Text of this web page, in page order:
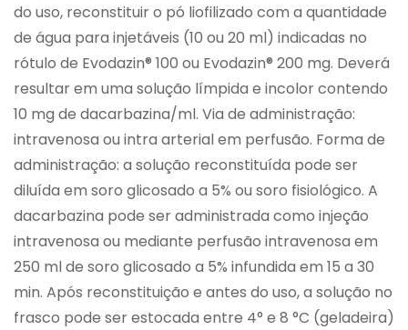
do uso, reconstituir o pó liofilizado com a quantidade
de água para injetáveis (10 ou 20 ml) indicadas no
rótulo de Evodazin® 100 ou Evodazin® 200 mg. Deverá
resultar em uma solução límpida e incolor contendo
10 mg de dacarbazina/ml. Via de administração:
intravenosa ou intra arterial em perfusão. Forma de
administração: a solução reconstituída pode ser
diluída em soro glicosado a 5% ou soro fisiológico. A
dacarbazina pode ser administrada como injeção
intravenosa ou mediante perfusão intravenosa em
250 ml de soro glicosado a 5% infundida em 15 a 30
min. Após reconstituição e antes do uso, a solução no
frasco pode ser estocada entre 4° e 8 °C (geladeira)